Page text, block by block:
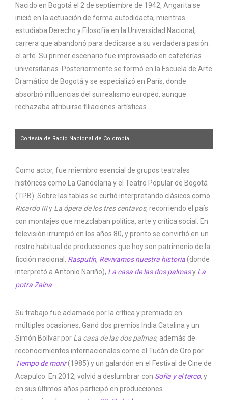
Nacido en Bogotá el 2 de septiembre de 1942, Angarita se
inició en la actuación de forma autodidacta, mientras
estudiaba Derecho y Filosofía en la Universidad Nacional,
carrera que abandonó para dedicarse a su verdadera pasión:
el arte. Su primer escenario fue improvisado en cafeterías
universitarias. Posteriormente se formó en la Escuela de Arte
Dramático de Bogotá y se especializó en París, donde
absorbió influencias del surrealismo europeo, aunque
rechazaba atribuirse filiaciones artísticas.
Cortesía de Radio Nacional de Colombia.
Como actor, fue miembro esencial de grupos teatrales
históricos como La Candelaria y el Teatro Popular de Bogotá
(TPB). Sobre las tablas se curtió interpretando clásicos como
Ricardo IIIy La ópera de los tres centavos, recorriendo el país
con montajes que mezclaban política, arte y crítica social. En
televisión irrumpió en los años 80, y pronto se convirtió en un
rostro habitual de producciones que hoy son patrimonio de la
ficción nacional: Rasputín, Revivamos nuestra historia(donde
interpretó a Antonio Nariño), La casa de las dos palmasy La
potra Zaina
Su trabajo fue aclamado por la crítica y premiado en
múltiples ocasiones. Ganó dos premios India Catalina y un
Simón Bolívar por La casa de las dos palmas, además de
reconocimientos internacionales como el Tucán de Oro por
Tiempo de morir(1985) y un galardón en el Festival de Cine de
Acapulco. En 2012, volvió a deslumbrar con Sofía y el terco, y
en sus últimos años participó en producciones